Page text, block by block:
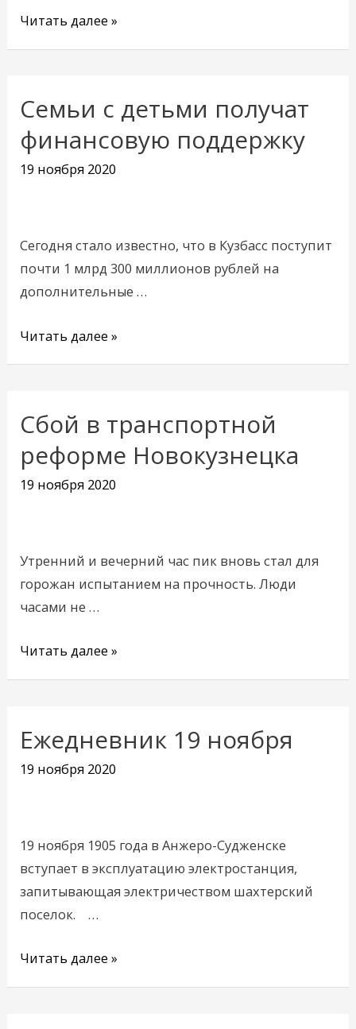
Читать далее »
Семьи с детьми получат
финансовую поддержку
19 ноября 2020
Сегодня стало известно, что в Кузбасс поступит
почти 1 млрд 300 миллионов рублей на
дополнительные …
Семьи
детьми
получат
Читать далее »
Сбой в транспортной
реформе Новокузнецка
19 ноября 2020
Утренний и вечерний час пик вновь стал для
горожан испытанием на прочность. Люди
часами не …
Сбой
транспортной
реформе
Читать далее »
Ежедневник 19 ноября
19 ноября 2020
19 ноября 1905 года в Анжеро-Судженске
вступает в эксплуатацию электростанция,
запитывающая электричеством шахтерский
поселок. …
Ежедневник
Читать далее »